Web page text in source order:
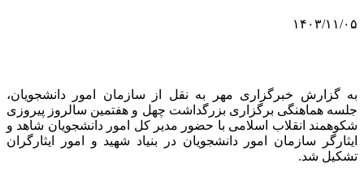
۱۴۰۳/۱۱/۰۵
به گزارش خبرگزاری مهر به نقل از سازمان امور دانشجویان،
جلسه هماهنگی برگزاری بزرگداشت چهل و هفتمین سالروز پیروزی
شکوهمند انقلاب اسلامی با حضور مدیر کل امور دانشجویان شاهد و
ایثارگر سازمان امور دانشجویان در بنیاد شهید و امور ایثارگران
تشکیل شد.